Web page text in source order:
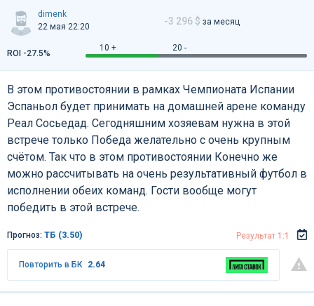
dimenk
22 мая 22:20
-3 296 $ за месяц
10 + 20 -
ROI -27.5%
В этом противостоянии в рамках Чемпионата Испании
Эспаньол будет принимать на домашней арене команду
Реал Сосьедад. Сегодняшним хозяевам нужна в этой
встрече только Победа желательно с очень крупным
счётом. Так что в этом противостоянии Конечно же
можно рассчитывать на очень результативный футбол в
исполнении обеих команд. Гости вообще могут
победить в этой встрече.
Прогноз: ТБ (3.50) Результат 1:1
Повторить в БК 2.64